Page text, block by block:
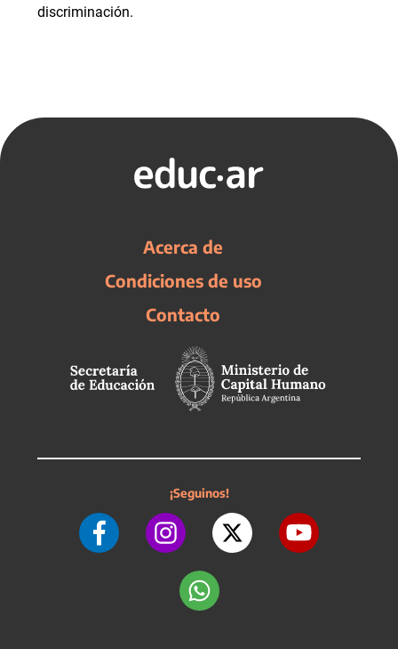
discriminación.
Acerca de
Condiciones de uso
Contacto
¡Seguinos!